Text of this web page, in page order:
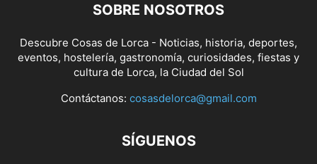
SOBRE NOSOTROS
Descubre Cosas de Lorca - Noticias, historia, deportes,
eventos, hostelería, gastronomía, curiosidades, fiestas y
cultura de Lorca, la Ciudad del Sol
Contáctanos: cosasdelorca@gmail.com
SÍGUENOS